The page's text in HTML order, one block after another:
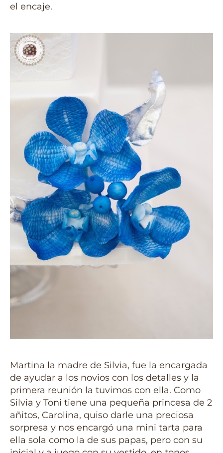
el encaje.
Martina la madre de Silvia, fue la encargada
de ayudar a los novios con los detalles y la
primera reunión la tuvimos con ella. Como
Silvia y Toni tiene una pequeña princesa de 2
añitos, Carolina, quiso darle una preciosa
sorpresa y nos encargó una mini tarta para
ella sola como la de sus papas, pero con su